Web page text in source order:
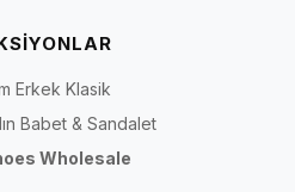
Erkek Klasik
Babet & Sandalet
Wholesale